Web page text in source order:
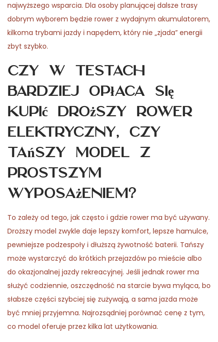
najwyższego wsparcia. Dla osoby planującej dalsze trasy
dobrym wyborem będzie rower z wydajnym akumulatorem,
kilkoma trybami jazdy i napędem, który nie „zjada” energii
zbyt szybko.
Czy w testach
bardziej opłaca się
kupić droższy rower
elektryczny, czy
tańszy model z
prostszym
wyposażeniem?
To zależy od tego, jak często i gdzie rower ma być używany.
Droższy model zwykle daje lepszy komfort, lepsze hamulce,
pewniejsze podzespoły i dłuższą żywotność baterii. Tańszy
może wystarczyć do krótkich przejazdów po mieście albo
do okazjonalnej jazdy rekreacyjnej. Jeśli jednak rower ma
służyć codziennie, oszczędność na starcie bywa myląca, bo
słabsze części szybciej się zużywają, a sama jazda może
być mniej przyjemna. Najrozsądniej porównać cenę z tym,
co model oferuje przez kilka lat użytkowania.